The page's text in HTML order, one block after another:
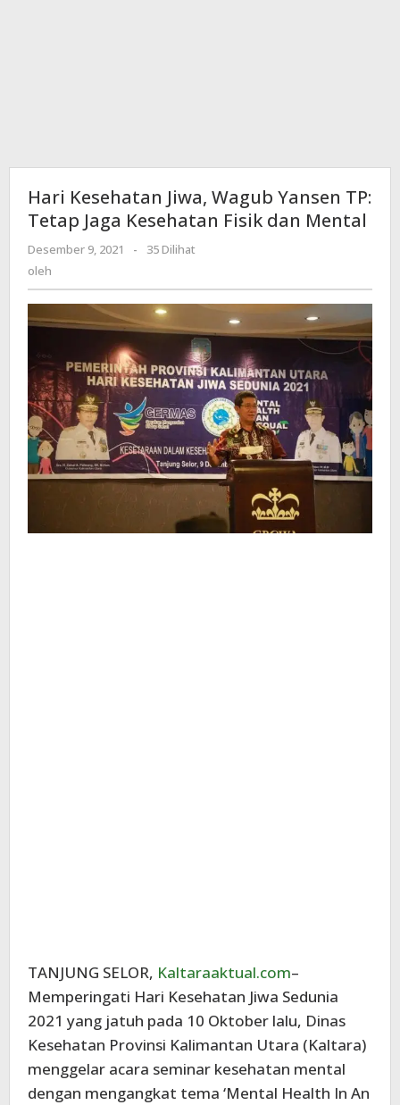
Hari Kesehatan Jiwa, Wagub Yansen TP:
Tetap Jaga Kesehatan Fisik dan Mental
Desember 9, 2021 oleh
-
35 Dilihat
oleh
TANJUNG SELOR, Kaltaraaktual.com–
Memperingati Hari Kesehatan Jiwa Sedunia
2021 yang jatuh pada 10 Oktober lalu, Dinas
Kesehatan Provinsi Kalimantan Utara (Kaltara)
menggelar acara seminar kesehatan mental
dengan mengangkat tema ‘Mental Health In An